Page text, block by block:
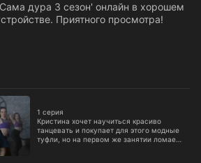
дура 3 сезон' онлайн в хорошем
Приятного просмотра!
1 серия
Кристина хочет научиться красиво
танцевать и покупает для этого модные
туфли, но на первом же занятии ломает